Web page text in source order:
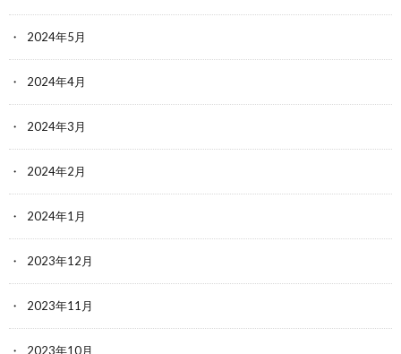
2024年5月
2024年4月
2024年3月
2024年2月
2024年1月
2023年12月
2023年11月
2023年10月